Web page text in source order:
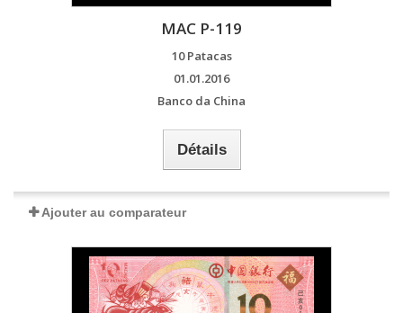
MAC P-119
10 Patacas
01.01.2016
Banco da China
Détails
Ajouter au comparateur